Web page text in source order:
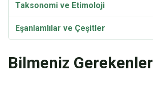
Taksonomi ve Etimoloji
Eşanlamlılar ve Çeşitler
Bilmeniz Gerekenler